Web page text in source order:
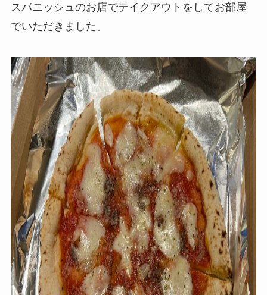
スパニッシュのお店でテイクアウトをしてお部屋
でいただきました。